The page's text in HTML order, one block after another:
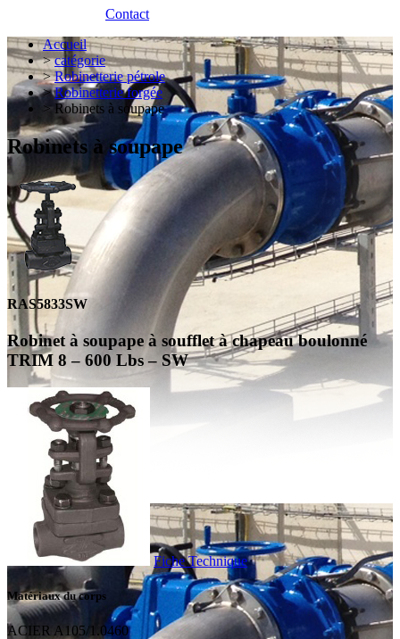
Contact
Accueil
>catégorie
>Robinetterie pétrole
>Robinetterie forgée
> Robinets à soupape
Robinets à soupape
RAS5833SW
Robinet à soupape à soufflet à chapeau boulonné
TRIM 8 – 600 Lbs – SW
Fiche Technique
Matériaux du corps
ACIER A105/1.0460